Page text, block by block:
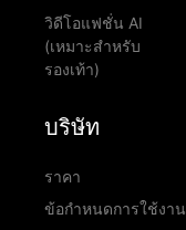
วิดีโอแฟชั่น AI
(เหมาะสำหรับ
รองเท้า)
บริษัท
ราคา
ข้อกำหนดการใช้งาน